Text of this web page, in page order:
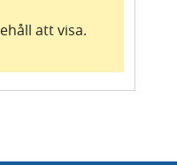
att visa.